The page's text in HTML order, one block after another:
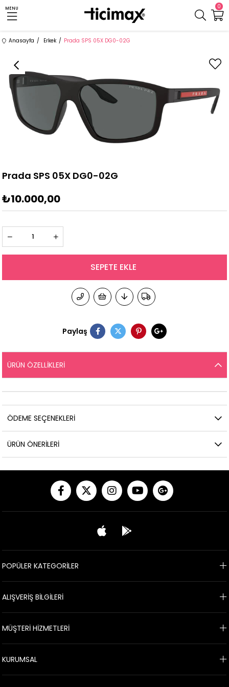
0
MENU
Anasayfa Erkek Prada SPS 05X DG0-02G
Prada SPS 05X DG0-02G
₺10.000,00
Paylaş
ÜRÜN ÖZELLIKLERI
ÖDEME SEÇENEKLERI
ÜRÜN ÖNERILERI
POPÜLER KATEGORİLER
ALIŞVERİŞ BİLGİLERİ
MÜŞTERİ HİZMETLERİ
KURUMSAL